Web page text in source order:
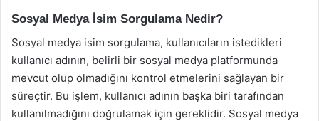
Sosyal Medya İsim Sorgulama Nedir?
Sosyal medya isim sorgulama, kullanıcıların istedikleri
kullanıcı adının, belirli bir sosyal medya platformunda
mevcut olup olmadığını kontrol etmelerini sağlayan bir
süreçtir. Bu işlem, kullanıcı adının başka biri tarafından
kullanılmadığını doğrulamak için gereklidir. Sosyal medya